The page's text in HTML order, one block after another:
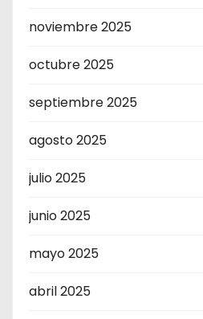
noviembre 2025
octubre 2025
septiembre 2025
agosto 2025
julio 2025
junio 2025
mayo 2025
abril 2025